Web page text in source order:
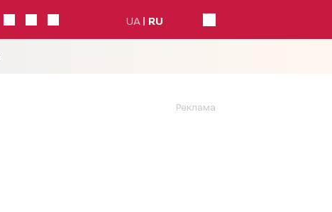
UA RU
Реклама